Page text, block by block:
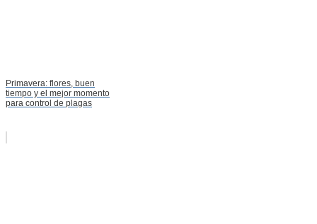
Primavera: flores, buen
tiempo y el mejor momento
para control de plagas